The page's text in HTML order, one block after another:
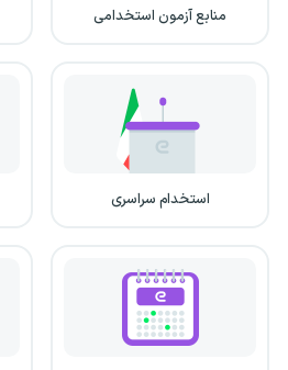
منابع آزمون استخدامی
استخدام سراسری